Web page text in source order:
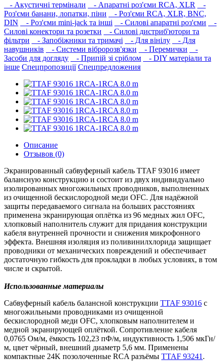
- Акустичні термінали - Апаратні роз'єми RCA, XLR
-
Роз'єми банани, лопатки, піни
- Роз'єми RCA, XLR, BNC,
DIN
- Роз'єми mini-jack та інші - Силові апаратні роз'єми
-
Силові конектори та розетки
- Силові дистриб'ютори та
фільтри
- Запобіжники та тримачі - Для вінілу
- Для
навушників‎
- Системи вібророзв'язки - Перемички
-
Засоби для догляду
- Припій зі сріблом
- DIY матеріали та
інше Спецпропозиції Спецпредложения
Описание
Отзывов (0)
Экранированный сабвуферный кабель TTAF 93016 имеет
балансную конструкцию и состоит из двух индивидуально
изолированных многожильных проводников, выполненных
из очищенной бескислородной меди OFC. Для надёжной
защиты передаваемого сигнала на больших расстояниях
применена экранирующая оплётка из 96 медных жил OFC,
хлопковый наполнитель служит для придания конструкции
кабеля внутренней прочности и снижения микрофонного
эффекта. Внешняя изоляция из поливинилхлорида защищает
проводники от механических повреждений и обеспечивает
достаточную гибкость для прокладки в любых условиях, в том
числе и скрытой.
Использованные материалы
Сабвуферный кабель балансной конструкции TTAF 93016 с
многожильными проводниками из очищенной
бескислородной меди OFC, хлопковым наполнителем и
медной экранирующей оплёткой. Сопротивление кабеля
0,0765 Ом/м, ёмкость 102,23 пФ/м, индуктивность 1,506 мкГн/
м, цвет чёрный, внешний диаметр 5,6 мм. Применены
компактные 24K позолоченные RCA разъёмы TTAF 93241 .